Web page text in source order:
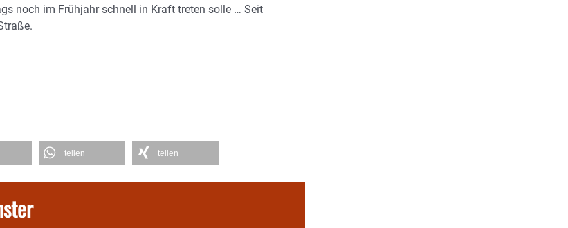
noch im Frühjahr schnell in Kraft treten solle … Seit
teilen teilen